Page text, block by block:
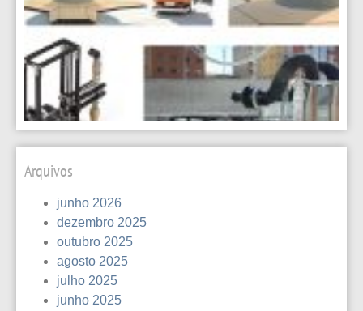
Arquivos
junho 2026
dezembro 2025
outubro 2025
agosto 2025
julho 2025
junho 2025